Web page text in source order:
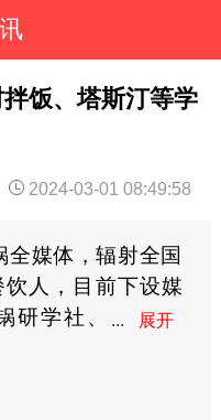
饭、塔斯汀等学
2024-03-01 08:49:58
全媒体，辐射全国
人，目前下设媒
研学社、